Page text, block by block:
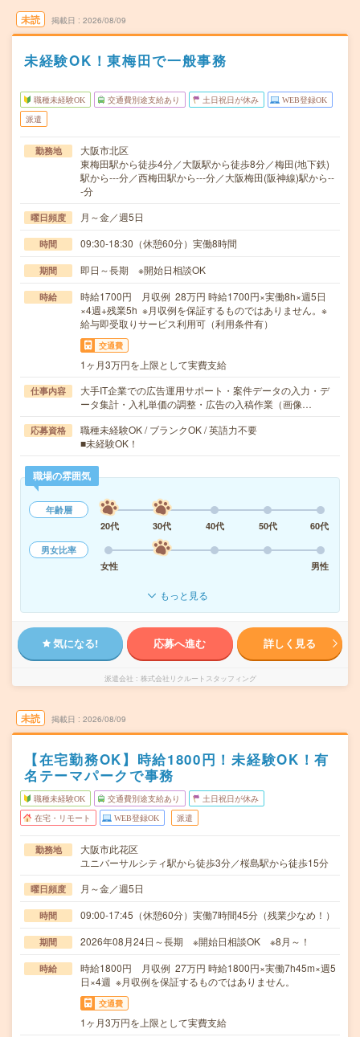
未読 掲載日 2026/08/09
未経験OK！東梅田で一般事務
職種未経験OK 交通費別途支給あり 土日祝日が休み WEB登録OK
派遣
勤務地
大阪市北区
東梅田駅から徒歩4分／大阪駅から徒歩8分／梅田(地下鉄)
駅から---分／西梅田駅から---分／大阪梅田(阪神線)駅から--
-分
曜日頻度 月～金／週5日
時間 09:30-18:30（休憩60分）実働8時間
期間 即日～長期 ※開始日相談OK
時給
時給1700円 月収例 28万円 時給1700円×実働8h×週5日
×4週+残業5h ※月収例を保証するものではありません。※
給与即受取りサービス利用可（利用条件有）
交通費
1ヶ月3万円を上限として実費支給
仕事内容
大手IT企業での広告運用サポート・案件データの入力・デ
ータ集計・入札単価の調整・広告の入稿作業（画像…
応募資格
職種未経験OK / ブランクOK / 英語力不要
■未経験OK！
職場の雰囲気
年齢層
20代
30代 40代 50代
60代
男女比率
女性
男性
もっと見る
気になる! 応募へ進む 詳しく見る
派遣会社 株式会社リクルートスタッフィング
未読 掲載日 2026/08/09
【在宅勤務OK】時給1800円！未経験OK！有
名テーマパークで事務
職種未経験OK 交通費別途支給あり 土日祝日が休み
在宅・リモート WEB登録OK 派遣
勤務地
大阪市此花区
ユニバーサルシティ駅から徒歩3分／桜島駅から徒歩15分
曜日頻度 月～金／週5日
時間 09:00-17:45（休憩60分）実働7時間45分（残業少なめ！）
期間 2026年08月24日～長期 ※開始日相談OK ※8月～！
時給
時給1800円 月収例 27万円 時給1800円×実働7h45m×週5
日×4週 ※月収例を保証するものではありません。
交通費
1ヶ月3万円を上限として実費支給